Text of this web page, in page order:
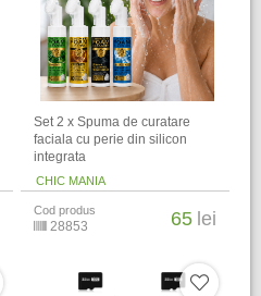
Set 2 x Spuma de curatare
faciala cu perie din silicon
integrata
CHIC MANIA
Cod produs
28853 65 lei